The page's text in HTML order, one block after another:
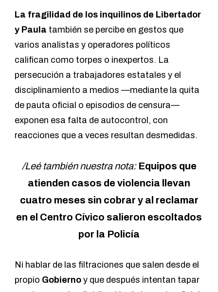
La fragilidad de los inquilinos de Libertador
y Paula también se percibe en gestos que
varios analistas y operadores políticos
califican como torpes o inexpertos. La
persecución a trabajadores estatales y el
disciplinamiento a medios —mediante la quita
de pauta oficial o episodios de censura—
exponen esa falta de autocontrol, con
reacciones que a veces resultan desmedidas.
/Leé también nuestra nota: Equipos que
atienden casos de violencia llevan
cuatro meses sin cobrar y al reclamar
en el Centro Cívico salieron escoltados
por la Policía
Ni hablar de las filtraciones que salen desde el
propio Gobierno y que después intentan tapar